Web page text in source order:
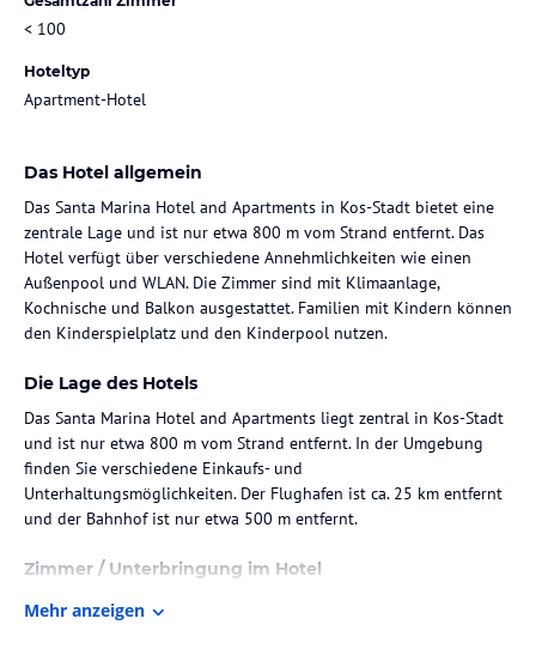
< 100
Hoteltyp
Apartment-Hotel
Das Hotel allgemein
Das Santa Marina Hotel and Apartments in Kos-Stadt bietet eine
zentrale Lage und ist nur etwa 800 m vom Strand entfernt. Das
Hotel verfügt über verschiedene Annehmlichkeiten wie einen
Außenpool und WLAN. Die Zimmer sind mit Klimaanlage,
Kochnische und Balkon ausgestattet. Familien mit Kindern können
den Kinderspielplatz und den Kinderpool nutzen.
Die Lage des Hotels
Das Santa Marina Hotel and Apartments liegt zentral in Kos-Stadt
und ist nur etwa 800 m vom Strand entfernt. In der Umgebung
finden Sie verschiedene Einkaufs- und
Unterhaltungsmöglichkeiten. Der Flughafen ist ca. 25 km entfernt
und der Bahnhof ist nur etwa 500 m entfernt.
Zimmer / Unterbringung im Hotel
Das Santa Marina Hotel and Apartments verfügt über 69 Zimmer,
Mehr anzeigen